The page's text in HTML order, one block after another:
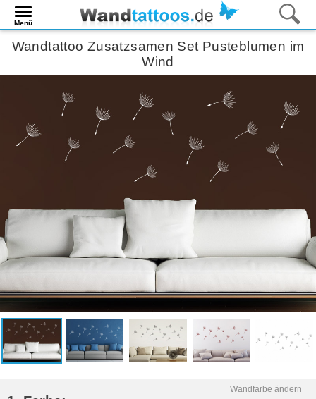
Menü
Wandtattoo Zusatzsamen Set Pusteblumen im
Wind
Wandfarbe ändern